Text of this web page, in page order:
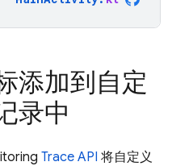
添加到自定
录中
Trace API 将自定义